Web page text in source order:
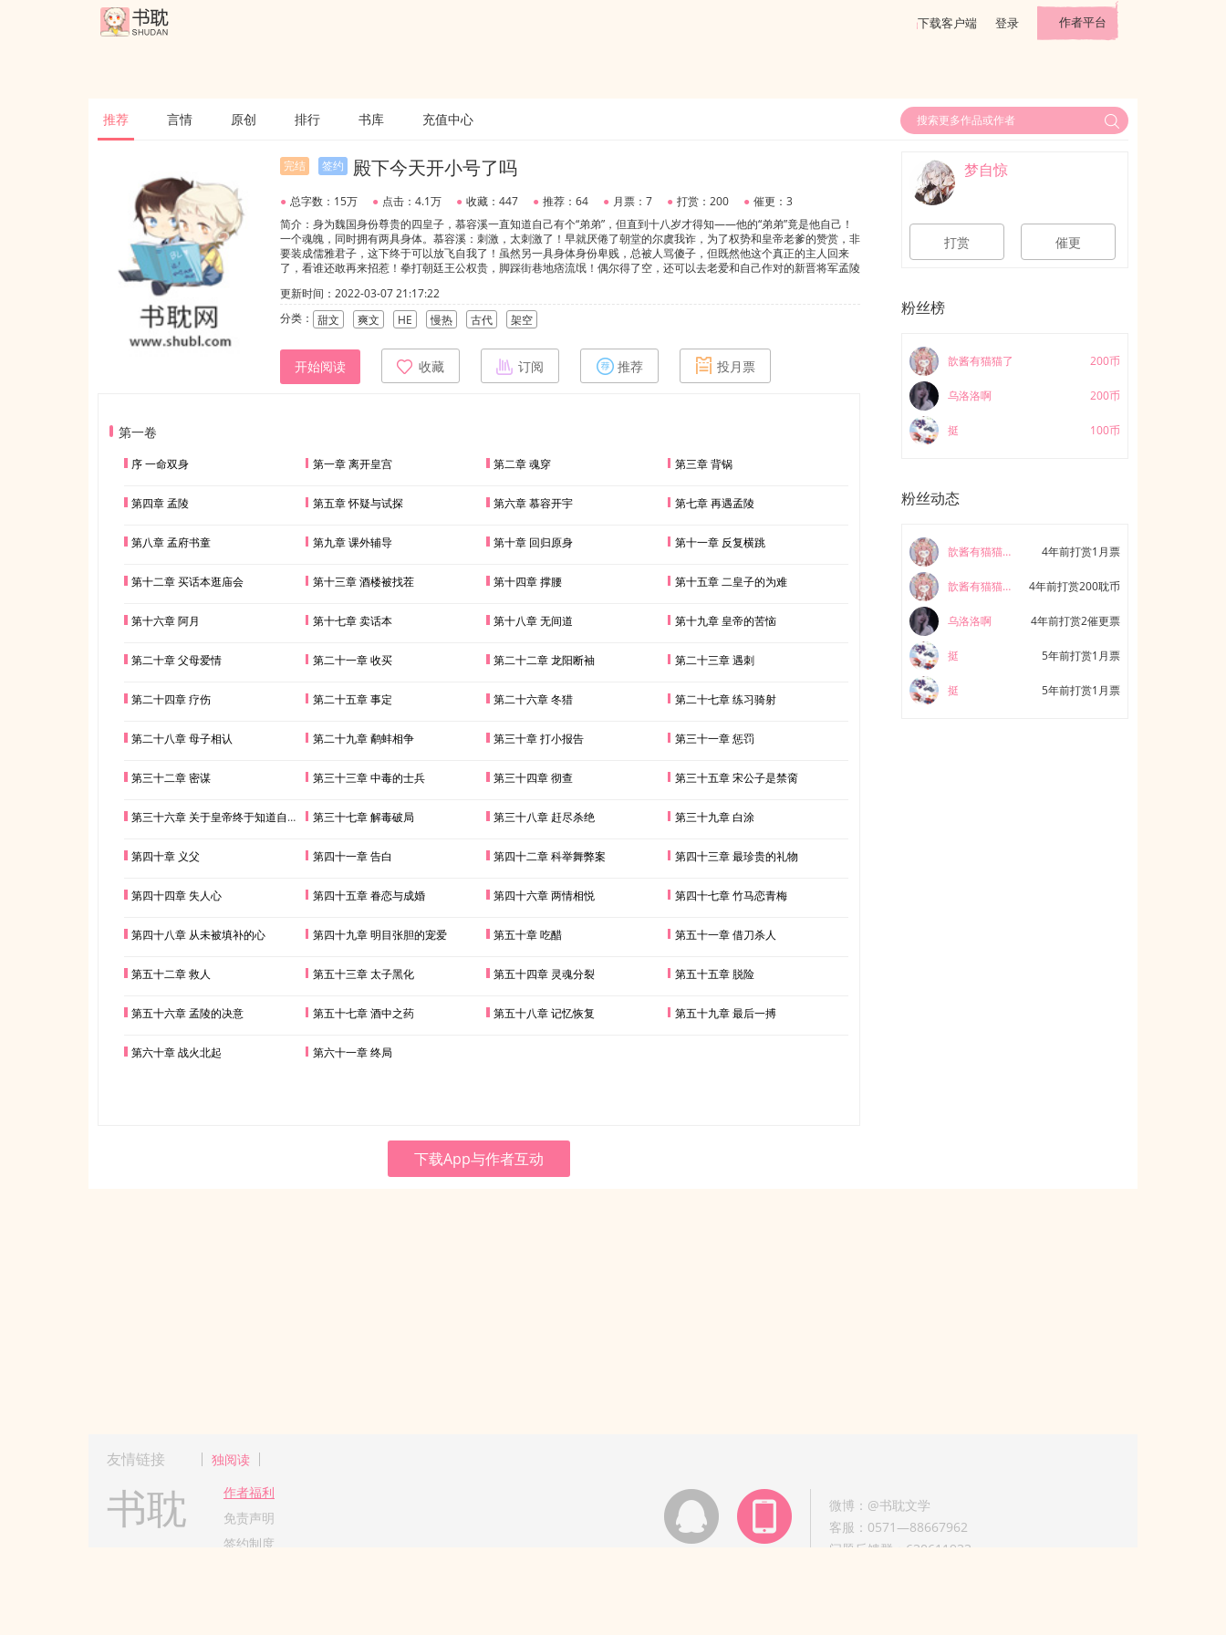
下载客户端 登录 作者平台
推荐 言情 原创 排行 书库 充值中心
完结 签约 殿下今天开小号了吗
● 总字数：15万 ● 点击：4.1万 ● 收藏：447 ● 推荐：64 ● 月票：7 ● 打赏：200 ● 催更：3
简介：身为魏国身份尊贵的四皇子，慕容溪一直知道自己有个“弟弟”，但直到十八岁才得知——他的“弟弟”竟是他自己！
一个魂魄，同时拥有两具身体。慕容溪：刺激，太刺激了！早就厌倦了朝堂的尔虞我诈，为了权势和皇帝老爹的赞赏，非
要装成儒雅君子，这下终于可以放飞自我了！虽然另一具身体身份卑贱，总被人骂傻子，但既然他这个真正的主人回来
了，看谁还敢再来招惹！拳打朝廷王公权贵，脚踩街巷地痞流氓！偶尔得了空，还可以去老爱和自己作对的新晋将军孟陵
他好像真的喜欢自己。【高冷忠犬将军攻x表里不一闷骚皇子受】粉丝群1131285303
更新时间：2022-03-07 21:17:22
分类： 甜文 爽文 HE 慢热 古代 架空
开始阅读 收藏 订阅 推荐 投月票
第一卷
序 一命双身 第一章 离开皇宫 第二章 魂穿 第三章 背锅
第四章 孟陵 第五章 怀疑与试探 第六章 慕容开宇 第七章 再遇孟陵
第八章 孟府书童 第九章 课外辅导 第十章 回归原身 第十一章 反复横跳
第十二章 买话本逛庙会 第十三章 酒楼被找茬 第十四章 撑腰 第十五章 二皇子的为难
第十六章 阿月 第十七章 卖话本 第十八章 无间道 第十九章 皇帝的苦恼
第二十章 父母爱情 第二十一章 收买 第二十二章 龙阳断袖 第二十三章 遇刺
第二十四章 疗伤 第二十五章 事定 第二十六章 冬猎 第二十七章 练习骑射
第二十八章 母子相认 第二十九章 鹬蚌相争 第三十章 打小报告 第三十一章 惩罚
第三十二章 密谋 第三十三章 中毒的士兵 第三十四章 彻查 第三十五章 宋公子是禁脔
第三十六章 关于皇帝终于知道自己儿子有绯闻这件事 第三十七章 解毒破局 第三十八章 赶尽杀绝 第三十九章 白涂
第四十章 义父 第四十一章 告白 第四十二章 科举舞弊案 第四十三章 最珍贵的礼物
第四十四章 失人心 第四十五章 眷恋与成婚 第四十六章 两情相悦 第四十七章 竹马恋青梅
第四十八章 从未被填补的心 第四十九章 明目张胆的宠爱 第五十章 吃醋 第五十一章 借刀杀人
第五十二章 救人 第五十三章 太子黑化 第五十四章 灵魂分裂 第五十五章 脱险
第五十六章 孟陵的决意 第五十七章 酒中之药 第五十八章 记忆恢复 第五十九章 最后一搏
第六十章 战火北起 第六十一章 终局
下载App与作者互动
梦自惊
打赏 催更
粉丝榜
歆酱有猫猫了 200币
乌洛洛啊 200币
挺 100币
粉丝动态
歆酱有猫猫了 4年前打赏1月票
歆酱有猫猫了 4年前打赏200耽币
乌洛洛啊 4年前打赏2催更票
挺 5年前打赏1月票
挺 5年前打赏1月票
友情链接 独阅读
书耽
作者福利
免责声明
签约制度
微博：@书耽文学
客服：0571—88667962
问题反馈群：630611933